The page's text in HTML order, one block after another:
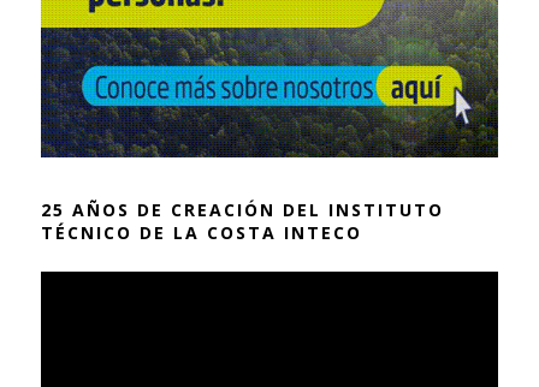
25 AÑOS DE CREACIÓN DEL INSTITUTO
TÉCNICO DE LA COSTA INTECO